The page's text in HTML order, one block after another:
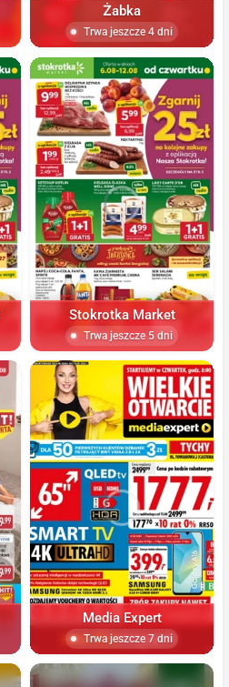
Żabka
Trwa jeszcze 4 dni
Stokrotka Market
Trwa jeszcze 5 dni
Media Expert
Trwa jeszcze 7 dni